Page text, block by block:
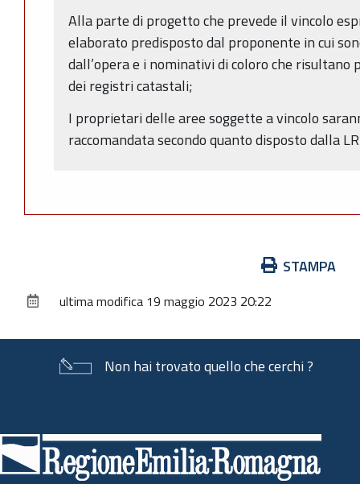
Alla parte di progetto che prevede il vincolo
elaborato predisposto dal proponente in cui
dall’opera e i nominativi di coloro che
dei registri catastali;
I proprietari delle aree soggette a vincolo
raccomandata secondo quanto disposto dalla
documento
STAMPA
ultima modifica 19 maggio 2023 20:22
Non hai trovato quello che cerchi ?
di
pagina